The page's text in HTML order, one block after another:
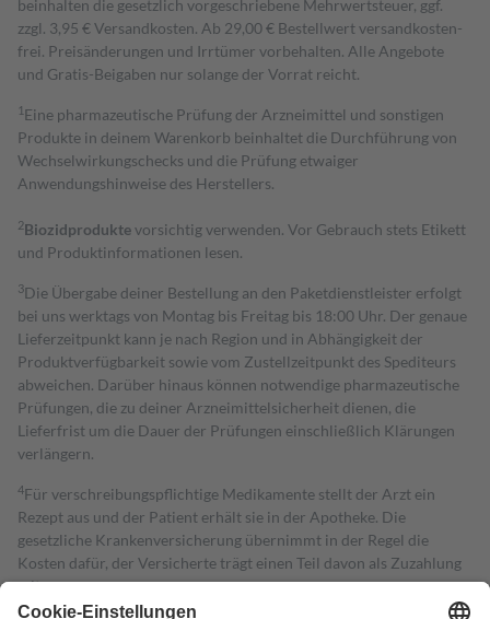
beinhalten die gesetzlich vorgeschriebene Mehrwertsteuer, ggf.
zzgl. 3,95 € Versandkosten. Ab 29,00 € Bestell­wert versand­kosten­
frei. Preisänderungen und Irrtümer vorbehalten. Alle Angebote
und Gratis-Beigaben nur solange der Vorrat reicht.
1 Eine pharmazeutische Prüfung der Arzneimittel und sonstigen
Produkte in deinem Warenkorb beinhaltet die Durchführung von
Wechselwirkungschecks und die Prüfung etwaiger
Anwendungshinweise des Herstellers.
2Biozidproduktevorsichtig verwenden. Vor Gebrauch stets Etikett
und Produktinformationen lesen.
3Die Übergabe deiner Bestellung an den Paketdienstleister erfolgt
bei uns werktags von Montag bis Freitag bis 18:00 Uhr. Der genaue
Lieferzeitpunkt kann je nach Region und in Abhängigkeit der
Produktverfügbarkeit sowie vom Zustellzeitpunkt des Spediteurs
abweichen. Darüber hinaus können notwendige pharmazeutische
Prüfungen, die zu deiner Arzneimittelsicherheit dienen, die
Lieferfrist um die Dauer der Prüfungen einschließlich Klärungen
verlängern.
4Für verschreibungspflichtige Medikamente stellt der Arzt ein
Rezept aus und der Patient erhält sie in der Apotheke. Die
gesetzliche Krankenversicherung übernimmt in der Regel die
Kosten dafür, der Versicherte trägt einen Teil davon als Zuzahlung
mit.
Grundsätzlich leisten Mitglieder Zuzahlungen in Höhe von zehn